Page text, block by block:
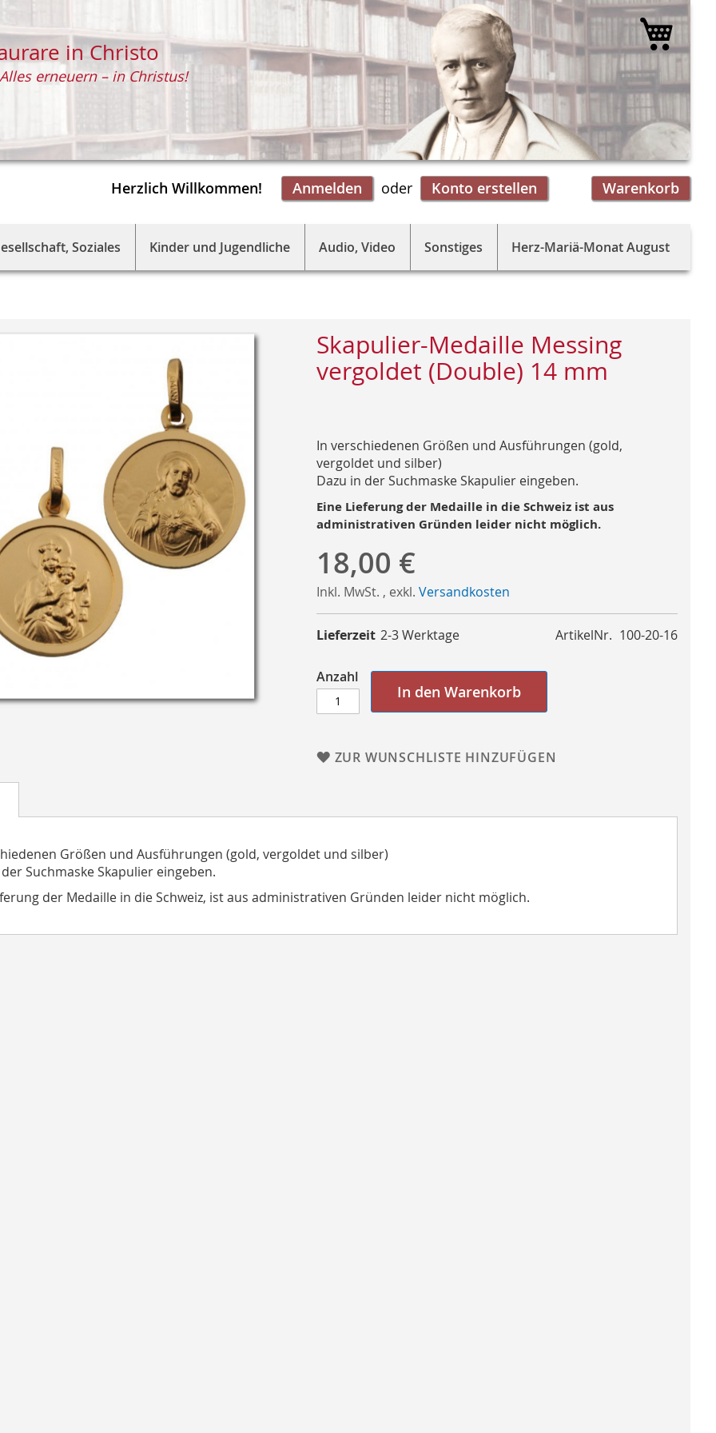
Herzlich Willkommen! Anmelden Warenkorb
Konto erstellen
in Christo
Alles erneuern – in Christus!
Mein
Soziales Kinder und Jugendliche Audio, Video Sonstiges Herz-Mariä-Monat August
Skapulier-Medaille Messing
vergoldet (Double) 14 mm
In verschiedenen Größen und Ausführungen (gold,
vergoldet und silber)
Dazu in der Suchmaske Skapulier eingeben.
Eine Lieferung der Medaille in die Schweiz ist aus
administrativen Gründen leider nicht möglich.
18,00 €
Inkl. MwSt. , exkl. Versandkosten
ArtikelNr. 100-20-16
Lieferzeit 2-3 Werktage
Anzahl
In den Warenkorb
ZUR WUNSCHLISTE HINZUFÜGEN
Größen und Ausführungen (gold, vergoldet und silber)
Suchmaske Skapulier eingeben.
der Medaille in die Schweiz, ist aus administrativen Gründen leider nicht möglich.